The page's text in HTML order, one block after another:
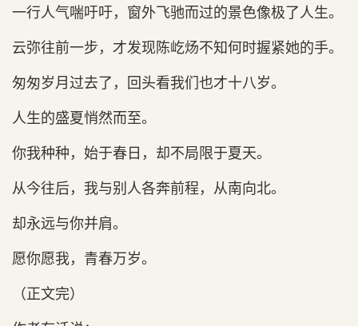
一行人气喘吁吁，窗外飞驰而过的景色像极了人生。
云弥往前一步，才发现陈屹炀不知何时握紧她的手。
匆匆岁月过去了，回头看我们也才十八岁。
人生的盛夏悄然而至。
你我种种，始于春日，却不局限于夏天。
从今往后，我与别人各奔前程，从南向北。
却永远与你并肩。
愿你愿我，青春万岁。
（正文完）